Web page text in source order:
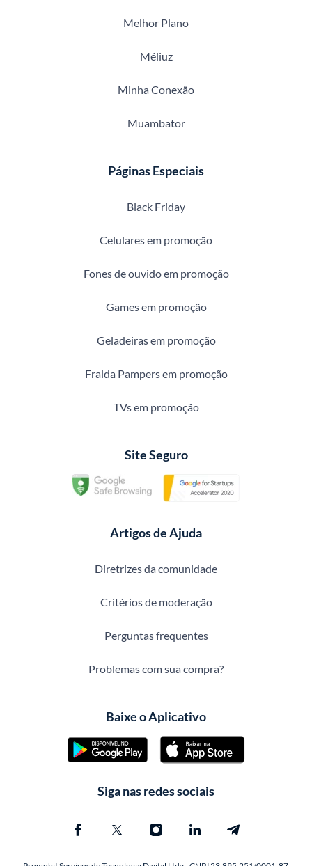
Melhor Plano
Méliuz
Minha Conexão
Muambator
Páginas Especiais
Black Friday
Celulares em promoção
Fones de ouvido em promoção
Games em promoção
Geladeiras em promoção
Fralda Pampers em promoção
TVs em promoção
Site Seguro
Artigos de Ajuda
Diretrizes da comunidade
Critérios de moderação
Perguntas frequentes
Problemas com sua compra?
Baixe o Aplicativo
Siga nas redes sociais